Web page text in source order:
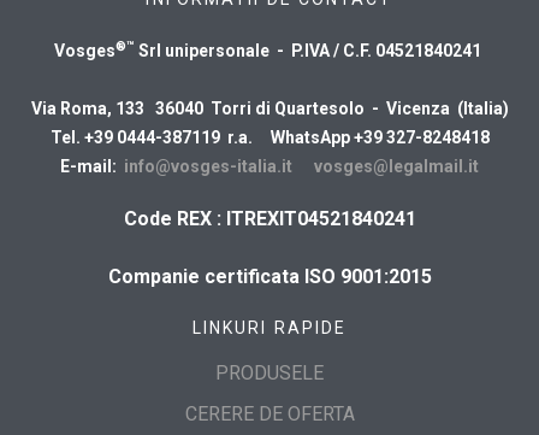
Vosges®™ Srl unipersonale - P.IVA / C.F. 04521840241
Via Roma, 133 36040 Torri di Quartesolo - Vicenza (Italia)
Tel. +39 0444-387119 r.a. WhatsApp +39 327-8248418
E-mail: info@vosges-italia.it vosges@legalmail.it
Code REX : ITREXIT04521840241
Companie certificata ISO 9001:2015
LINKURI RAPIDE
PRODUSELE
CERERE DE OFERTA